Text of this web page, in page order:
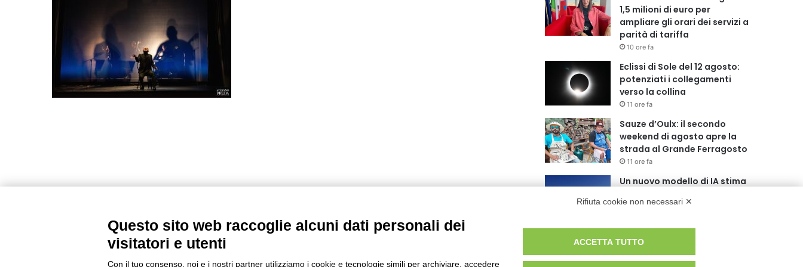
1,5 milioni di euro per
ampliare gli orari dei servizi a
parità di tariffa
10 ore fa
Eclissi di Sole del 12 agosto:
potenziati i collegamenti
verso la collina
11 ore fa
Sauze d’Oulx: il secondo
weekend di agosto apre la
strada al Grande Ferragosto
11 ore fa
Un nuovo modello di IA stima
pianeta
Al San Luigi Gonzaga
senza più speranze
Rifiuta cookie non necessari ✕
Questo sito web raccoglie alcuni dati personali dei
visitatori e utenti
Con il tuo consenso, noi e i nostri partner utilizziamo i cookie e tecnologie simili per archiviare, accedere
ACCETTA TUTTO